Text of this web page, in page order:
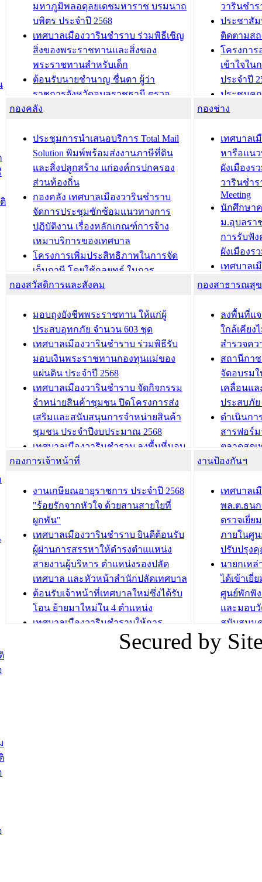
มหาภูมิพลอดุลยเดชมหาราช บรมนาถ
บพิตร ประจำปี 2568
เทศบาลเมืองวารินชำราบ ร่วมพิธีเชิญ
สิ่งของพระราชทานและสิ่งของ
พระราชทานสำหรับเด็ก
ต้อนรับนายชำนาญ ชื่นตา ผู้ว่า
ราชการจังหวัดอุบลราชธานี ตรวจ
ความเรียบร้อยของสถานที่ในการเตรี
องคมนตรี
สำนักทะเบียนท้องถิ่นเทศบาลเมือง
วารินชำราบ ดำเนินการมอบทะเบียน
บ้าน ทร.14 และบัตรประจำตัว
ประชาชนบุคคลประเภท 8 แก่บุคคลที่
ได้รับการเพิ่มชื่อในทะเบียนบ้าน
(ท.ร.14) กรณีคนไม่มีสัญชาติไทยได้รับ
อนุญาตให้มีถิ่นที่อยู่
ประชุมคณะกรรมการประเมินผลการ
ควบคุมภายในของ สำนัก/กอง/
โรงเรียน/ศูนย์พัฒนาเด็กเล็ก/สถานธนา
บทความ อื่นๆ ...
วารินชำร
ประชาสัม
ติดตามส
โครงกา
เข้าใจใน
ประจำปี
ประชุมค
ความเสี่ย
ประชุมที
ชีวา สร้า
ขับเคลื่อน
“เมืองแห่
บทความ อื่นๆ ...
กองคลัง
ประชุมการนำเสนอบริการ Total Mail
Solution พิมพ์พร้อมส่งงานภาษีที่ดิน
และสิ่งปลูกสร้าง แก่องค์กรปกครอง
ส่วนท้องถิ่น
กองคลัง เทศบาลเมืองวารินชำราบ
จัดการประชุมซักซ้อมแนวทางการ
ปฏิบัติงาน เรื่องหลักเกณฑ์การจ้าง
เหมาบริการของเทศบาล
โครงการเพิ่มประสิทธิภาพในการจัด
เก็บภาษี โดยใช้กลยุทธ์ ในการ
พัฒนาการจัดเก็บรายได้ ประจำปี พ.ศ.
เทศบาลเมืองวารินชำราบ ร่วมการ
ประชุมวิชาการระดับนานาชาติและ
นิทรรศการด้านนวัตกรรมท้องถิ่น 2568
และรับรางวัลทีมนักวิจัยดีเด่นจาก
นวัตกรรมโครงการทะเบียนภาษีป้าย
ประชุมผู้เช่าอาคารพาณิชย์ บริเวณ
ถนนเกษมสุขและถนนประทุมเทพภักดี
บทความ อื่นๆ ...
กองช่าง
เทศบาลเ
หารือแน
ผังเมืองร
วารินชำร
Meeting
นักศึกษา
ม.อุบลรา
การรับฟั
ผังเมืองร
เทศบาลเ
โครงการ
เทศบาล
รับฟังคว
ผังเมือง
วารินชำ
เทศบาล
ซักซ้อมแ
ประโยช
บทความ อื่นๆ ...
กองสวัสดิการและสังคม
มอบถุงยังชีพพระราชทาน ให้แก่ผู้
ประสบอุทกภัย จำนวน 603 ชุด
เทศบาลเมืองวารินชำราบ ร่วมพิธีรับ
มอบเงินพระราชทานกองทุนแม่ของ
แผ่นดิน ประจำปี 2568
เทศบาลเมืองวารินชำราบ จัดกิจกรรม
จำหน่ายสินค้าชุมชน ปิดโครงการส่ง
เสริมและสนับสนุนการจำหน่ายสินค้า
ชุมชน ประจำปีงบประมาณ 2568
เทศบาลเมืองวารินชำราบ ลงพื้นที่มอบ
น้ำดื่มแก่ผู้พักอาศัย ณ ศูนย์พักพิง
กองสวัสดิการสังคม เทศบาลเมือง
วารินชำราบ จัดโครงการอบรมอาชีพ
ระยะสั้น ประจำปี 2568 (หลักสูตรการ
ถักทอผลิตภัณฑ์จากถุงพลาสติก)
บทความ อื่นๆ ...
กองสาธารณสุ
ลงพื้นที่แ
ใกล้เคียง
สำรวจค
สถานีกา
จัดอบรม
เคลื่อนแ
ประสบภั
ดำเนินกา
สารฟอร์
ตลาดสดเ
วารินชำร
ถนนแก่เ
เด็กเล็ก
เทศบาลเ
ปรึกษาห
วัยของอ
บทความ อื่นๆ ...
กองการเจ้าหน้าที่
งานเกษียณอายุราชการ ประจำปี 2568
"ร้อยรักจากหัวใจ ด้วยสานสายใยที่
ผูกพัน"
เทศบาลเมืองวารินชำราบ ยินดีต้อนรับ
ผู้ผ่านการสรรหาให้ดำรงตำแแหน่ง
สายงานผู้บริหาร ตำแหน่งรองปลัด
เทศบาล และหัวหน้าสำนักปลัดเทศบาล
ต้อนรับเจ้าหน้าที่เทศบาลใหม่ซึ่งได้รับ
โอน ย้ายมาใหม่ใน 4 ตำแหน่ง
เทศบาลเมืองวารินชำราบให้การ
ต้อนรับพนักงานเทศบาลผู้ผ่านการ
สรรหาให้ดำรงตำแหน่งสายงานผู้
งานป้องกันฯ
เทศบาลเ
พล.ต.ธน
ตรวจเยี่ย
ภายในศู
ปรับปรุง
นายกเห
ได้เข้าเยี่
ศูนย์พักพิ
และมอบ
สนับสนุน
ภัยน้ำท่วม
ภาพบรร
Secured by